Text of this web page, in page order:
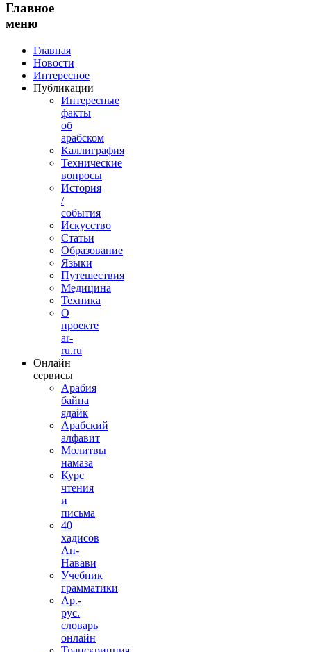
Главное
меню
Главная
Новости
Интересное
Публикации
Интересные
факты
об
арабском
Каллиграфия
Технические
вопросы
История
/
события
Искусство
Статьи
Образование
Языки
Путешествия
Медицина
Техника
О
проекте
ar-
ru.ru
Онлайн
сервисы
Арабия
байна
ядайк
Арабский
алфавит
Молитвы
намаза
Курс
чтения
и
письма
40
хадисов
Ан-
Навави
Учебник
грамматики
Ар.-
рус.
словарь
онлайн